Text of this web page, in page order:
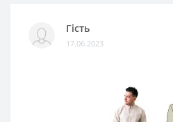
Гість
17.06.2023